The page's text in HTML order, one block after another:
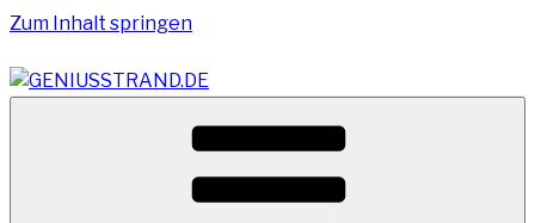
Zum Inhalt springen
GENIUSSTRAND.DE
Vom Geniusstrand zum JadeWeserPort/Container
Terminal Wilhelmshaven